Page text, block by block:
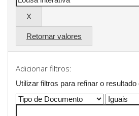
Retornar valores
Adicionar filtros:
Utilizar filtros para refinar o resultado